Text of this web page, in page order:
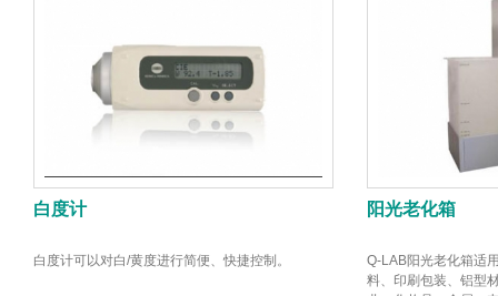
白度计
白度计可以对白/黄度进行简便、快捷控制。
阳光老化箱
Q-LAB阳光老化箱适
料、印刷包装、铝型